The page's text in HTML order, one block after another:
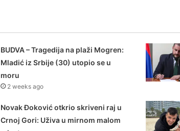
BUDVA – Tragedija na plaži Mogren:
Mladić iz Srbije (30) utopio se u
moru
2 weeks ago
Novak Đoković otkrio skriveni raj u
Crnoj Gori: Uživa u mirnom malom